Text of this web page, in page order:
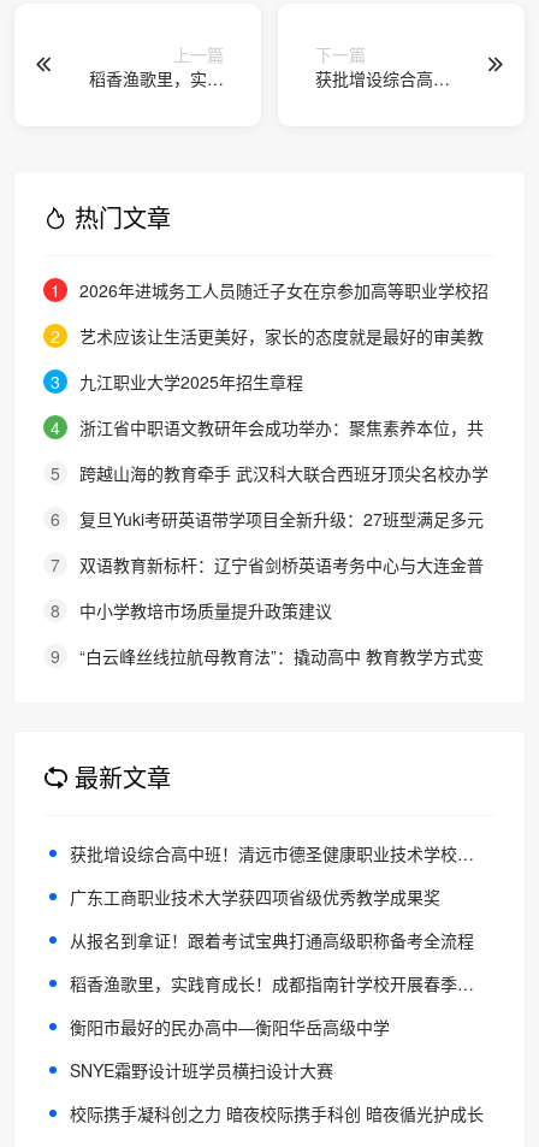
上一篇
稻香渔歌里，实践
下一篇
获批增设综合高中
热门文章
1
2026年进城务工人员随迁子女在京参加高等职业学校招
生考试报名通知
2
艺术应该让生活更美好，家长的态度就是最好的审美教
育！
3
九江职业大学2025年招生章程
4
浙江省中职语文教研年会成功举办：聚焦素养本位，共
探职教语文教学新路径
5
跨越山海的教育牵手 武汉科大联合西班牙顶尖名校办学
院，首届新生入学
6
复旦Yuki考研英语带学项目全新升级：27班型满足多元
需求，协议保障助力考研梦想
7
双语教育新标杆：辽宁省剑桥英语考务中心与大连金普
新区华美双语学校签约剑桥英语体系教学示范学校
8
中小学教培市场质量提升政策建议
9
“白云峰丝线拉航母教育法”：撬动高中 教育教学方式变
最新文章
获批增设综合高中班！清远市德圣健康职业技术学校为学子搭建成长“立交桥”
广东工商职业技术大学获四项省级优秀教学成果奖
从报名到拿证！跟着考试宝典打通高级职称备考全流程
稻香渔歌里，实践育成长！成都指南针学校开展春季研学游
衡阳市最好的民办高中—衡阳华岳高级中学
SNYE霜野设计班学员横扫设计大赛
校际携手凝科创之力 暗夜校际携手科创 暗夜循光护成长